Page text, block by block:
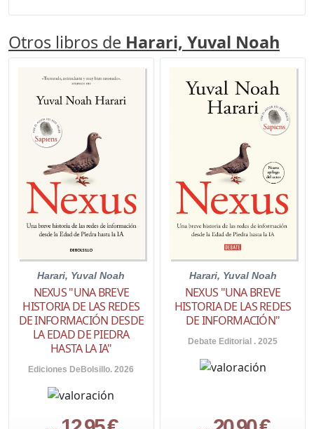
Otros libros de Harari, Yuval Noah
Harari, Yuval Noah
NEXUS "UNA BREVE
HISTORIA DE LAS REDES
DE INFORMACIÓN DESDE
LA EDAD DE PIEDRA
HASTA LA IA"
Ediciones DeBolsillo. 2026
Harari, Yuval Noah
NEXUS "UNA BREVE
HISTORIA DE LAS REDES
DE INFORMACIÓN"
Debate Editorial . 2025